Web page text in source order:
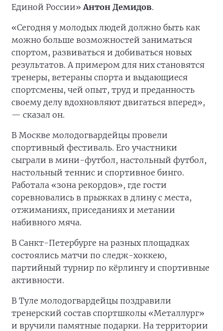
Единой России»Антон Демидов.
«Сегодня у молодых людей должно быть как
можно больше возможностей заниматься
спортом, развиваться и добиваться новых
результатов. А примером для них становятся
тренеры, ветераны спорта и выдающиеся
спортсмены, чей опыт, труд и преданность
своему делу вдохновляют двигаться вперед»,
— сказал он.
В Москве молодогвардейцы провели
спортивный фестиваль. Его участники
сыграли в мини-футбол, настольный футбол,
настольный теннис и спортивное бинго.
Работала «зона рекордов», где гости
соревновались в прыжках в длину с места,
отжиманиях, приседаниях и метании
набивного мяча.
В Санкт-Петербурге на разных площадках
состоялись матчи по следж-хоккею,
партийный турнир по кёрлингу и спортивные
активности.
В Туле молодогвардейцы поздравили
тренерский состав спортшколы «Металлург»
и вручили памятные подарки. На территории